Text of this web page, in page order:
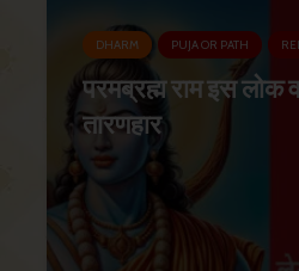
DHARM PUJA OR PATH
परमब्रह्म राम इस
तारणहार